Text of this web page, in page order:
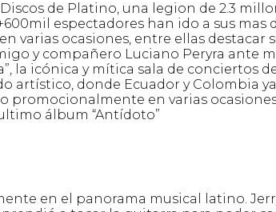
de Platino, una legion de 2.3
espectadores han ido a sus mas
varias ocasiones, entre ellas destacar
y compañero Luciano Peryra ante
la icónica y mítica sala de conciertos
artístico, donde Ecuador y Colombia ya
promocionalmente en varias
álbum “Antídoto”
en el panorama musical latino.